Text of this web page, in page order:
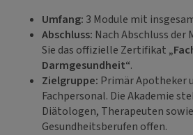
Umfang: 3 Module mit
Abschluss: Nach Abschluss der
Sie das offizielle Zertifikat
Darmgesundheit“.
Zielgruppe: Primär Apotheker
Fachpersonal. Die Akademie
Diätologen, Therapeuten
Gesundheitsberufen offen.